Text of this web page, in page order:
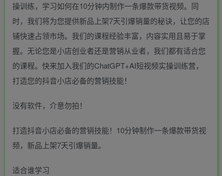
操训练，学习如何在10分钟内制作一条爆款带货视频。同
时，我们将为您提供新品上架7天引爆销量的秘诀，让您的店
铺快速占领市场。我们的课程经验丰富，内容实用且易于掌
握。无论您是小店创业者还是营销从业者，我们都有适合您
的课程。快来加入我们的ChatGPT+AI短视频实操训练营，
打造您的抖音小店必备的营销技能！
没有软件，介意勿拍！
打造抖音小店必备的营销技能！10分钟制作一条爆款带货视
频，新品上架7天引爆销量。
适合谁学习